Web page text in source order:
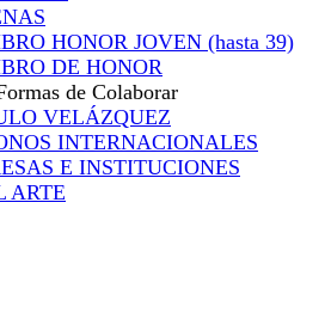
HONOR JOVEN (hasta 39)
DE HONOR
de Colaborar
VELÁZQUEZ
INTERNACIONALES
E INSTITUCIONES
ARTE